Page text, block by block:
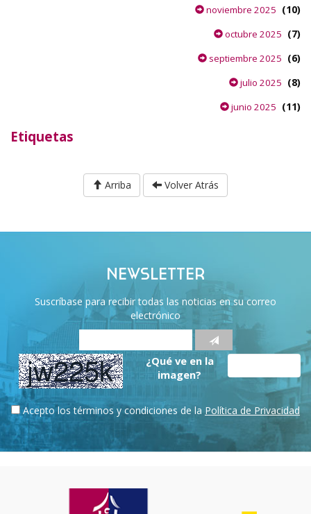
noviembre 2025 (10)
octubre 2025 (7)
septiembre 2025 (6)
julio 2025 (8)
junio 2025 (11)
Etiquetas
Arriba Volver Atrás
NEWSLETTER
Suscríbase para recibir todas las noticias en su correo
electrónico
¿Qué ve en la
imagen?
Acepto los términos y condiciones de la Política de Privacidad